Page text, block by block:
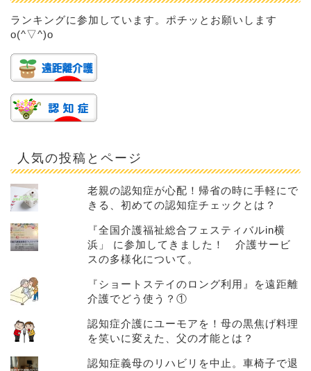
ランキングに参加しています。ポチッとお願いします
o(^▽^)o
人気の投稿とページ
老親の認知症が心配！帰省の時に手軽にで
きる、初めての認知症チェックとは？
『全国介護福祉総合フェスティバルin横
浜」 に参加してきました！ 介護サービ
スの多様化について。
『ショートステイのロング利用』を遠距離
介護でどう使う？①
認知症介護にユーモアを！母の黒焦げ料理
を笑いに変えた、父の才能とは？
認知症義母のリハビリを中止。車椅子で退